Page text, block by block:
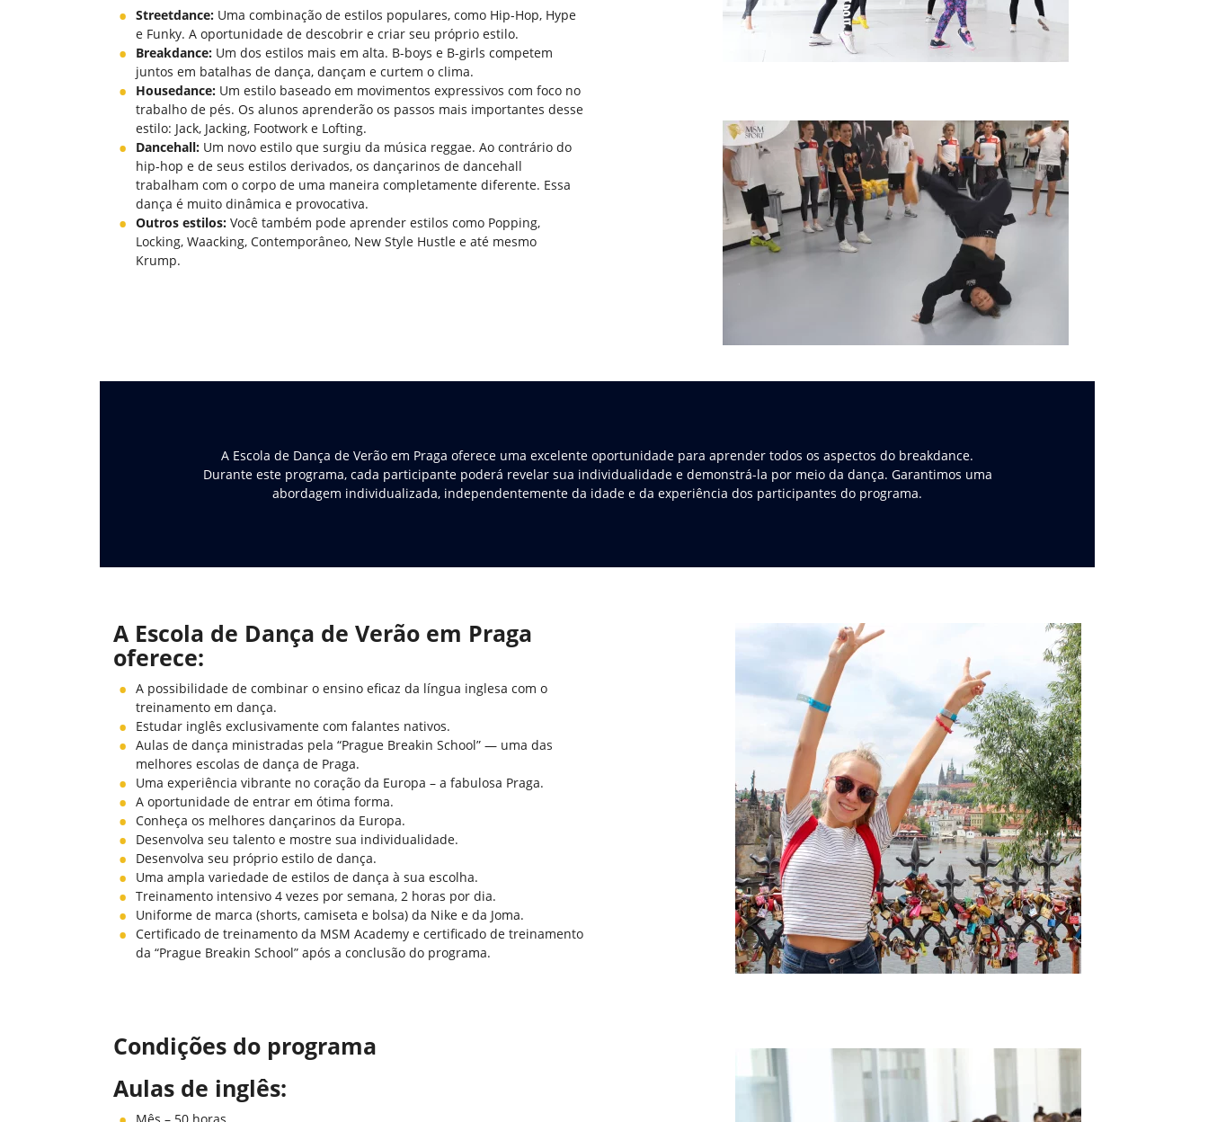
Streetdance: Uma combinação de estilos populares, como Hip-Hop, Hype
e Funky. A oportunidade de descobrir e criar seu próprio estilo.
Breakdance: Um dos estilos mais em alta. B-boys e B-girls competem
juntos em batalhas de dança, dançam e curtem o clima.
Housedance: Um estilo baseado em movimentos expressivos com foco no
trabalho de pés. Os alunos aprenderão os passos mais importantes desse
estilo: Jack, Jacking, Footwork e Lofting.
Dancehall: Um novo estilo que surgiu da música reggae. Ao contrário do
hip-hop e de seus estilos derivados, os dançarinos de dancehall
trabalham com o corpo de uma maneira completamente diferente. Essa
dança é muito dinâmica e provocativa.
Outros estilos: Você também pode aprender estilos como Popping,
Locking, Waacking, Contemporâneo, New Style Hustle e até mesmo
Krump.
A Escola de Dança de Verão em Praga oferece uma excelente oportunidade para aprender todos os aspectos do breakdance.
Durante este programa, cada participante poderá revelar sua individualidade e demonstrá-la por meio da dança. Garantimos uma
abordagem individualizada, independentemente da idade e da experiência dos participantes do programa.
A Escola de Dança de Verão em Praga
oferece:
A possibilidade de combinar o ensino eficaz da língua inglesa com o
treinamento em dança.
Estudar inglês exclusivamente com falantes nativos.
Aulas de dança ministradas pela “Prague Breakin School” — uma das
melhores escolas de dança de Praga.
Uma experiência vibrante no coração da Europa – a fabulosa Praga.
A oportunidade de entrar em ótima forma.
Conheça os melhores dançarinos da Europa.
Desenvolva seu talento e mostre sua individualidade.
Desenvolva seu próprio estilo de dança.
Uma ampla variedade de estilos de dança à sua escolha.
Treinamento intensivo 4 vezes por semana, 2 horas por dia.
Uniforme de marca (shorts, camiseta e bolsa) da Nike e da Joma.
Certificado de treinamento da MSM Academy e certificado de treinamento
da “Prague Breakin School” após a conclusão do programa.
Condições do programa
Aulas de inglês: